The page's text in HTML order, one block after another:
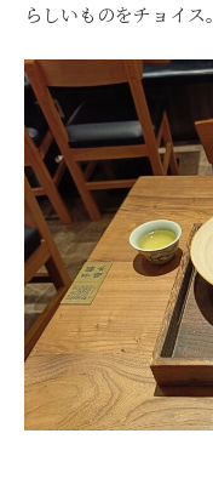
らしいものをチョイス。